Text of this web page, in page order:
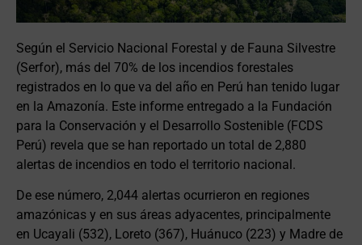
Según el Servicio Nacional Forestal y de Fauna Silvestre
(Serfor), más del 70% de los incendios forestales
registrados en lo que va del año en Perú han tenido lugar
en la Amazonía. Este informe entregado a la Fundación
para la Conservación y el Desarrollo Sostenible (FCDS
Perú) revela que se han reportado un total de 2,880
alertas de incendios en todo el territorio nacional.
De ese número, 2,044 alertas ocurrieron en regiones
amazónicas y en sus áreas adyacentes, principalmente
en Ucayali (532), Loreto (367), Huánuco (223) y Madre de